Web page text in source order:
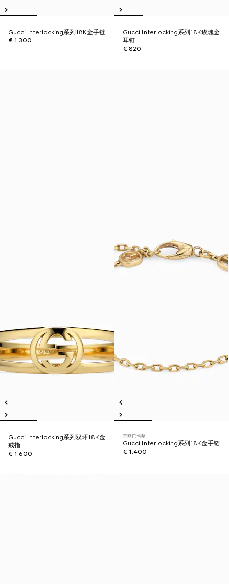
Gucci Interlocking系列18K金手链
€ 1.300
Gucci Interlocking系列18K玫瑰金
耳钉
€ 820
Gucci Interlocking系列双环18K金
戒指
€ 1.600
官网已售罄
Gucci Interlocking系列18K金手链
€ 1.400